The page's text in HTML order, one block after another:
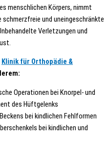
menschlichen Körpers, nimmt
schmerzfreie und uneingeschränkte
Verletzungen und
Klinik für Orthopädie &
Operationen bei Knorpel- und
des Hüftgelenks
bei kindlichen Fehlformen
bei kindlichen und